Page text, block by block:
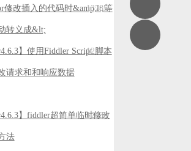
修改插入的代码时&amp;lt;等
转义成&lt;
13785
】使用Fiddler Script 脚本
请求和和响应数据
12192
】fiddler超简单临时修改
法
12030